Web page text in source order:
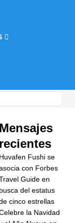
Mensajes
recientes
Huvafen Fushi se
con Forbes
Guide en
busca del estatus
cinco estrellas
la Navidad